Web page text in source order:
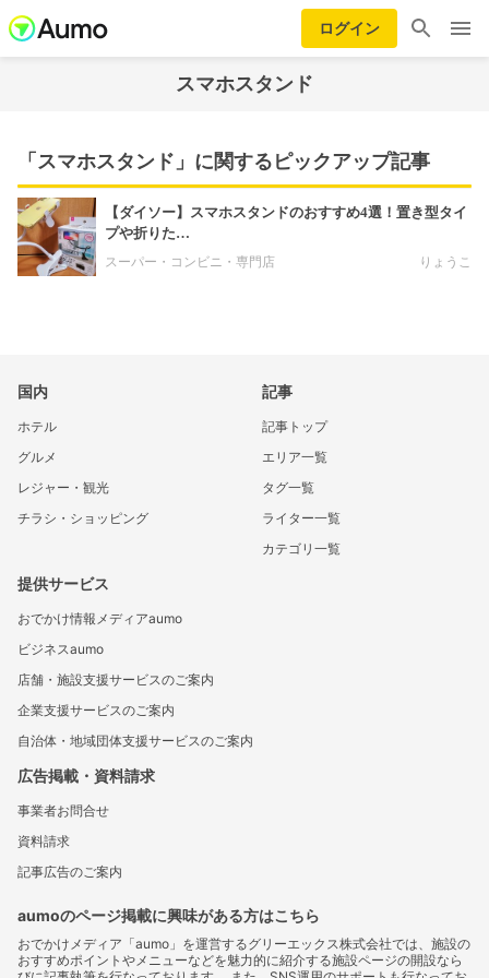
ログイン
スマホスタンド
「スマホスタンド」に関するピックアップ記事
【ダイソー】スマホスタンドのおすすめ4選！置き型タイ
プや折りた…
スーパー・コンビニ・専門店
りょうこ
国内
ホテル
グルメ
レジャー・観光
チラシ・ショッピング
記事
記事トップ
エリア一覧
タグ一覧
ライター一覧
カテゴリ一覧
提供サービス
おでかけ情報メディアaumo
ビジネスaumo
店舗・施設支援サービスのご案内
企業支援サービスのご案内
自治体・地域団体支援サービスのご案内
広告掲載・資料請求
事業者お問合せ
資料請求
記事広告のご案内
aumoのページ掲載に興味がある方はこちら
おでかけメディア「aumo」を運営するグリーエックス株式会社では、施設の
おすすめポイントやメニューなどを魅力的に紹介する施設ページの開設なら